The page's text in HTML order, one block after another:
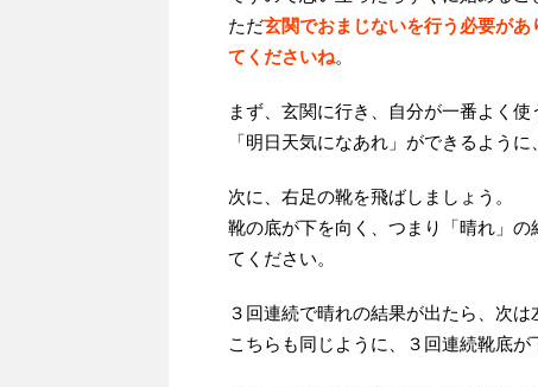
ただ玄関でおまじないを行う必要が
てくださいね。
まず、玄関に行き、自分が一番よく使
「明日天気になあれ」ができるよう
次に、右足の靴を飛ばしましょう。
靴の底が下を向く、つまり「晴れ」
てください。
３回連続で晴れの結果が出たら、次は
こちらも同じように、３回連続靴底が